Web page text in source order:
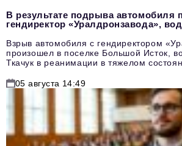
В результате подрыва автомобиля
гендиректор «Уралдронзавода»,
Взрыв автомобиля с гендиректором
произошел в поселке Большой Исток,
Ткачук в реанимации в тяжелом
05 августа 14:49